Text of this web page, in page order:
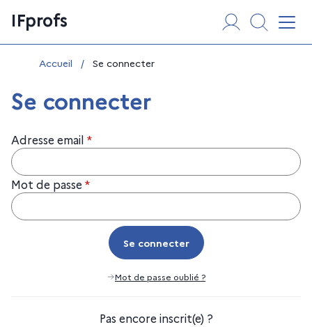
au
contenu
IFprofs
Vous êtes ici :
Accueil / Se connecter
Se connecter
Adresse email *
Mot de passe *
Se connecter
Se connecter
Mot de passe oublié ?
Pas encore inscrit(e) ?